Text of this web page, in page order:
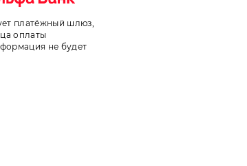
платёжный шлюз,
оплаты
не будет